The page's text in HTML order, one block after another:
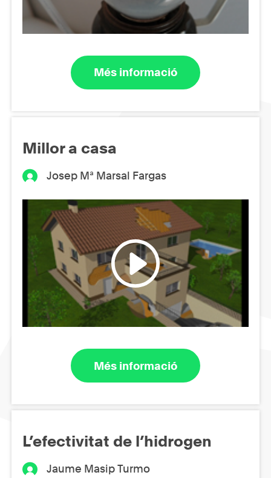
Més informació
Millor a casa
Josep Mª Marsal Fargas
Més informació
L’efectivitat de l’hidrogen
Jaume Masip Turmo